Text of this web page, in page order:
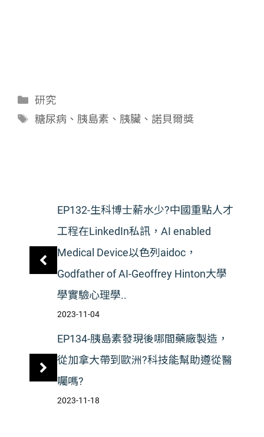
分
類
研究
標
糖尿病、 胰島素 、 胰臟、 諾貝爾獎
EP132-生科博士薪水少?中國重點人才
工程在LinkedIn私訊，AI enabled
Medical Device以色列aidoc，
Godfather of AI-Geoffrey Hinton大學
學實驗心理學..
2023-11-04
EP134-胰島素發現後哪間藥廠製造，
從加拿大帶到歐洲?科技能幫助遵從醫
囑嗎?
2023-11-18